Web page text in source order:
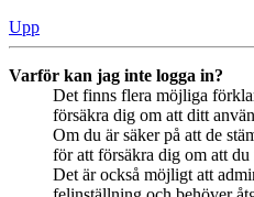
Upp
Varför kan jag inte logga in?
Det finns flera möjliga
försäkra dig om att ditt
Om du är säker på att de
för att försäkra dig om att
Det är också möjligt att